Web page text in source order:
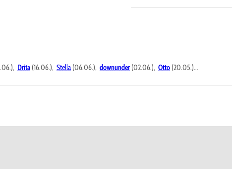
Drita (16.06.), Stella (06.06.), downunder(02.06.), Otto (20.05.)...